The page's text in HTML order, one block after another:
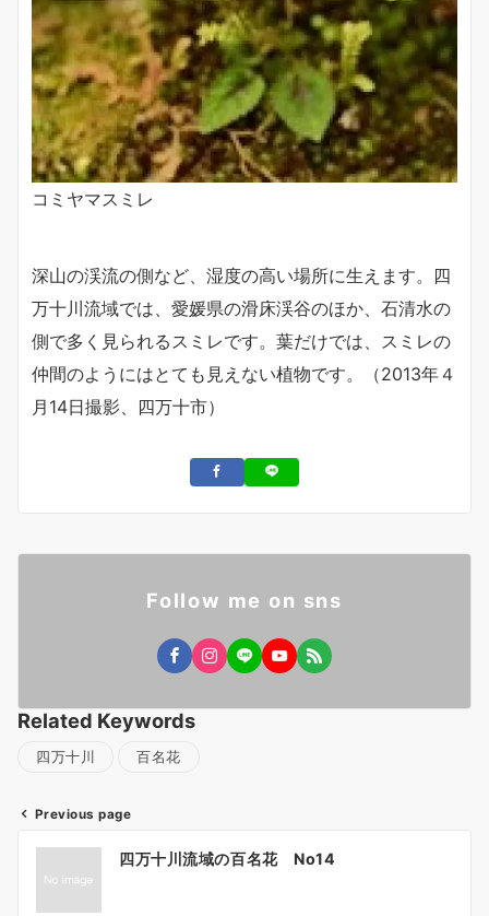
コミヤマスミレ
深山の渓流の側など、湿度の高い場所に生えます。四
万十川流域では、愛媛県の滑床渓谷のほか、石清水の
側で多く見られるスミレです。葉だけでは、スミレの
仲間のようにはとても見えない植物です。（2013年４
月14日撮影、四万十市）
Follow me on sns
Related Keywords
四万十川 百名花
投
Previous page
四万十川流域の百名花 No14